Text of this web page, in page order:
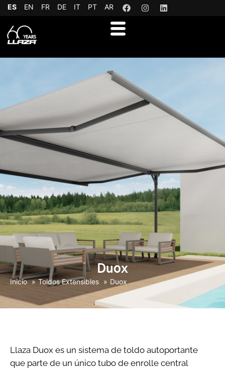
ES EN FR DE IT PT AR
Duox
Inicio Toldos Extensibles Duox
Llaza Duox es un sistema de toldo autoportante
que parte de un único tubo de enrolle central